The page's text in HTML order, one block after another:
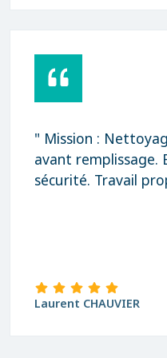
" Mission :
avant remplissage.
sécurité. Travail
Laurent CHAUVIER